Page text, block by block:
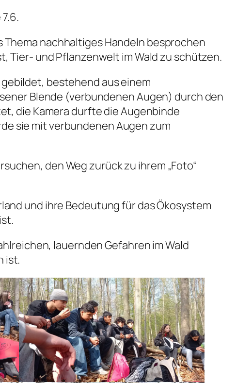
Thema nachhaltiges Handeln besprochen
Tier- und Pflanzenwelt im Wald zu schützen.
bestehend aus einem
Blende (verbundenen Augen) durch den
die Kamera durfte die Augenbinde
sie mit verbundenen Augen zum
den Weg zurück zu ihrem „Foto“
und ihre Bedeutung für das Ökosystem
lauernden Gefahren im Wald
ist.